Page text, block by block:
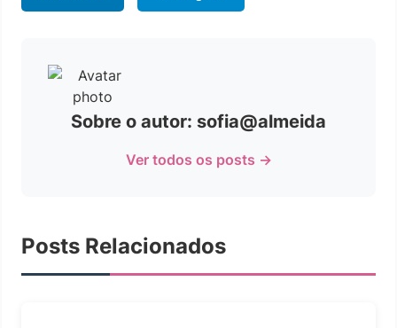
Sobre o autor: sofia@almeida
Ver todos os posts →
Posts Relacionados